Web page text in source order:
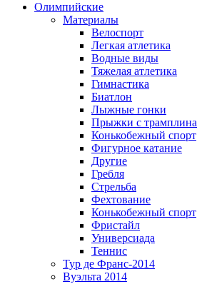
Олимпийские
Материалы
Велоспорт
Легкая атлетика
Водные виды
Тяжелая атлетика
Гимнастика
Биатлон
Лыжные гонки
Прыжки с трамплина
Конькобежный спорт
Фигурное катание
Другие
Гребля
Стрельба
Фехтование
Конькобежный спорт
Фристайл
Универсиада
Теннис
Тур де Франс-2014
Вуэльта 2014